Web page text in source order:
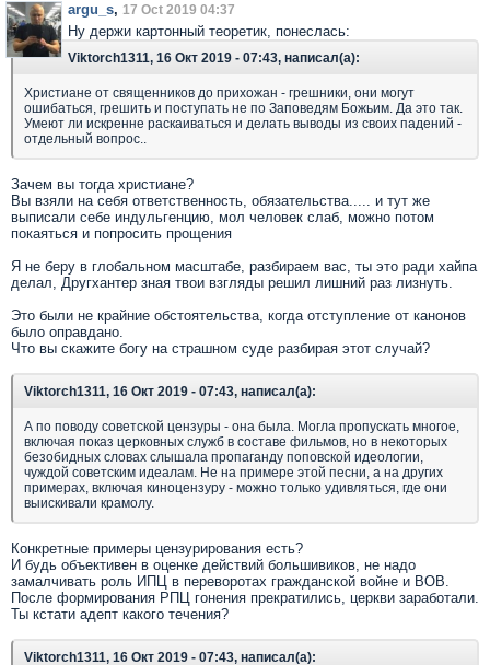
argu_s, 17 Oct 2019 04:37
Ну держи картонный теоретик, понеслась:
Viktorch1311, 16 Окт 2019 - 07:43, написал(а):
Христиане от священников до прихожан - грешники, они могут
ошибаться, грешить и поступать не по Заповедям Божьим. Да это так.
Умеют ли искренне раскаиваться и делать выводы из своих падений -
отдельный вопрос..
Зачем вы тогда христиане?
Вы взяли на себя ответственность, обязательства..... и тут же
выписали себе индульгенцию, мол человек слаб, можно потом
покаяться и попросить прощения
Я не беру в глобальном масштабе, разбираем вас, ты это ради хайпа
делал, Другхантер зная твои взгляды решил лишний раз лизнуть.
Это были не крайние обстоятельства, когда отступление от канонов
было оправдано.
Что вы скажите богу на страшном суде разбирая этот случай?
Viktorch1311, 16 Окт 2019 - 07:43, написал(а):
А по поводу советской цензуры - она была. Могла пропускать многое,
включая показ церковных служб в составе фильмов, но в некоторых
безобидных словах слышала пропаганду поповской идеологии,
чуждой советским идеалам. Не на примере этой песни, а на других
примерах, включая киноцензуру - можно только удивляться, где они
выискивали крамолу.
Конкретные примеры цензурирования есть?
И будь объективен в оценке действий большивиков, не надо
замалчивать роль ИПЦ в переворотах гражданской войне и ВОВ.
После формирования РПЦ гонения прекратились, церкви заработали.
Ты кстати адепт какого течения?
Viktorch1311, 16 Окт 2019 - 07:43, написал(а):